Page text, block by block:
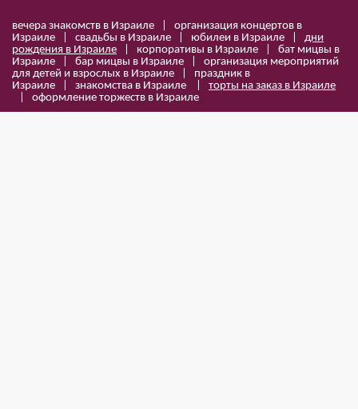
вечера знакомств в Израиле | организация концертов в
Израиле | свадьбы в Израиле | юбилеи в Израиле | дни
рождения в Израиле | корпоративы в Израиле | бат мицвы в
Израиле | бар мицвы в Израиле | организация мероприятий
для детей и взрослых в Израиле | праздник в
Израиле | знакомства в Израиле | торты на заказ в Израиле
| оформление торжеств в Израиле